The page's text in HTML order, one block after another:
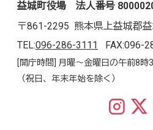
益城町役場 法人番号
〒861-2295 熊本県上益城郡
TEL:096-286-3111 FAX:096-
[開庁時間] 月曜～金曜日の午前8
（祝日、年末年始を除く）